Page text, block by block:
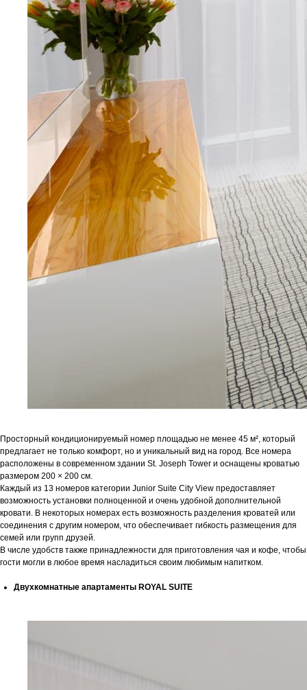
Просторный кондиционируемый номер площадью не менее 45 м², который
предлагает не только комфорт, но и уникальный вид на город. Все номера
расположены в современном здании St. Joseph Tower и оснащены кроватью
размером 200 × 200 см.
Каждый из 13 номеров категории Junior Suite City View предоставляет
возможность установки полноценной и очень удобной дополнительной
кровати. В некоторых номерах есть возможность разделения кроватей или
соединения с другим номером, что обеспечивает гибкость размещения для
семей или групп друзей.
В числе удобств также принадлежности для приготовления чая и кофе, чтобы
гости могли в любое время насладиться своим любимым напитком.
Двухкомнатные апартаменты ROYAL SUITE
Разработка сайта Юлия Март
© 2025 Аква Вита - турагенство.
Все права защищены.